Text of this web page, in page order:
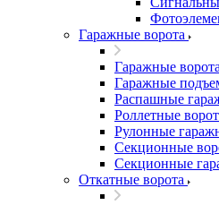
Гаражные ворота
Гаражные ворота
Гаражные
Распашные
Роллетные
Рулонные
Секционные
Секционные
Откатные ворота